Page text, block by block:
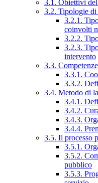
3.1. Obiettivi
3.2. Tipologie di
3.2.1.
coinvolti
3.2.2.
3.2.3.
intervento
3.3.
3.3.1.
3.3.2.
3.4. Metodo di
3.4.1.
3.4.2.
3.4.3.
3.4.4.
3.5. Il processo
3.5.1.
3.5.2.
pubblico
3.5.3.